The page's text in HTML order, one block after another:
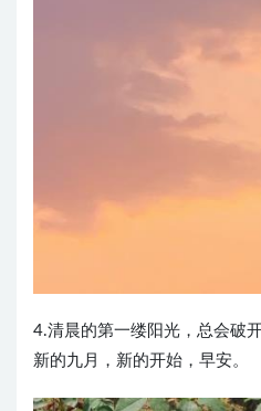
4.清晨的第一缕阳光，总会破
新的九月，新的开始，早安。